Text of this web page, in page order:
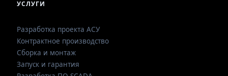
УСЛУГИ
Разработка проекта АСУ
Контрактное производство
Сборка и монтаж
Запуск и гарантия